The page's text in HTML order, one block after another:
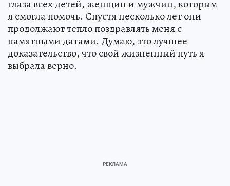
глаза всех детей, женщин и мужчин, которым
я смогла помочь. Спустя несколько лет они
продолжают тепло поздравлять меня с
памятными датами. Думаю, это лучшее
доказательство, что свой жизненный путь я
выбрала верно.